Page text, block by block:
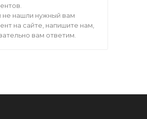
не нашли нужный вам
на сайте, напишите нам,
вам ответим.